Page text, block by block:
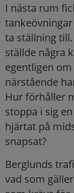
I nästa rum
ta ställning
ställde några
egentligen
närstående
Hur förhåller
stoppa i sig
hjärtat på
snapsat?
Berglunds
vad som